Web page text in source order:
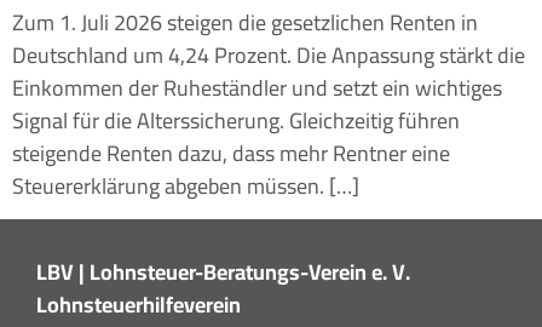
Zum 1. Juli 2026 steigen die gesetzlichen Renten in
Deutschland um 4,24 Prozent. Die Anpassung stärkt die
Einkommen der Ruheständler und setzt ein wichtiges
Signal für die Alterssicherung. Gleichzeitig führen
steigende Renten dazu, dass mehr Rentner eine
Steuererklärung abgeben müssen. […]
LBV | Lohnsteuer-Beratungs-Verein e. V.
Lohnsteuerhilfeverein